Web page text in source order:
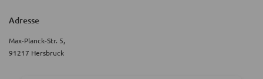
Adresse
Max-Planck-Str. 5,
91217 Hersbruck